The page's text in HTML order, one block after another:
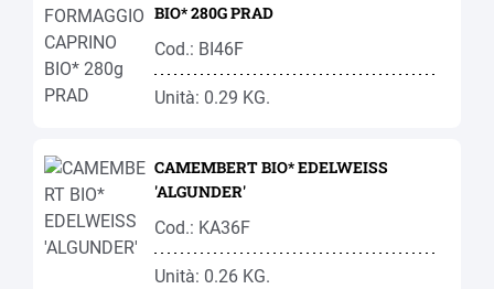
BIO* 280G PRAD
Cod.: BI46F
Unità: 0.29 KG.
CAMEMBERT BIO* EDELWEISS
'ALGUNDER'
Cod.: KA36F
Unità: 0.26 KG.